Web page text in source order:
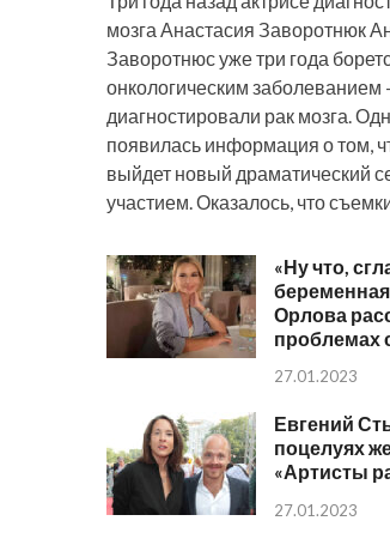
мозга Анастасия Заворотнюк
Заворотнюс уже три года
онкологическим заболеванием
диагностировали рак мозга.
появилась информация о том,
выйдет новый драматический
участием. Оказалось, что
«Ну что,
Орлова
проблемах
27.01.2023
Евгений
поцелуях
«Артисты
27.01.2023